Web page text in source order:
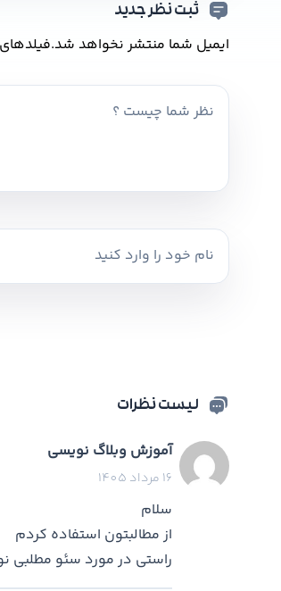
ثبت نظر جدید
ایمیل شما منتشر نخواهد شد.
لیست نظرات
آموزش وبلاگ نويسي
16 مرداد 1405
سلام
از مطالبتون استفاده كردم
راستي در مورد سئو